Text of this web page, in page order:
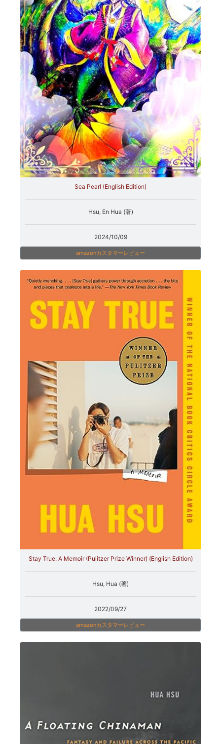
Sea Pearl (English Edition)
Hsu, En Hua (著)
2024/10/09
amazonカスタマーレビュー
Stay True: A Memoir (Pulitzer Prize Winner) (English Edition)
Hsu, Hua (著)
2022/09/27
amazonカスタマーレビュー